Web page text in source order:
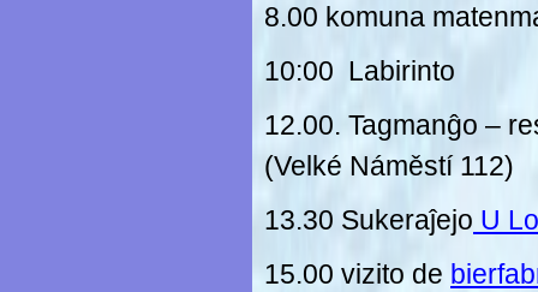
8.00 komuna
10:00 Labirinto
12.00. Tagmanĝo –
(Velké Náměstí 112)
13.30 Sukeraĵejo U
15.00 vizito de